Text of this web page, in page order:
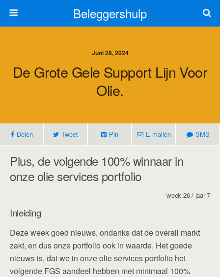
Beleggershulp
Juni 28, 2024
De Grote Gele Support Lijn Voor
Olie.
Delen Tweet Pin E-mailen SMS
Plus, de volgende 100% winnaar in
onze olie services portfolio
week 26 / jaar 7
Inleiding
Deze week goed nieuws, ondanks dat de overall markt
zakt, en dus onze portfolio ook in waarde. Het goede
nieuws is, dat we in onze olie services portfolio het
volgende FGS aandeel hebben met minimaal 100%